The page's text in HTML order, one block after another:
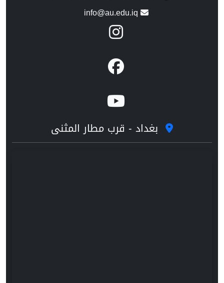
info@au.edu.iq
بغداد - قرب مطار المثنى